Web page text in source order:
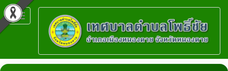
Toggle
navigation